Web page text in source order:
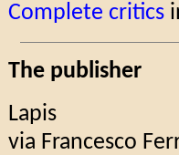
Complete critics
The publisher
Lapis
via Francesco